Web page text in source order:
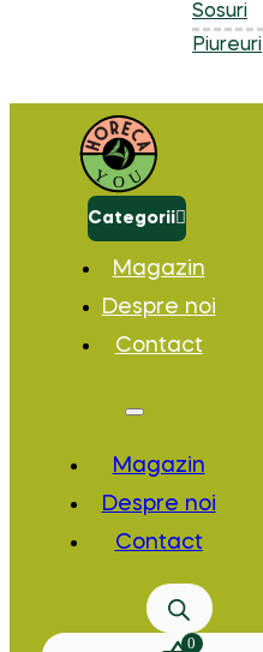
Sosuri
Piureuri
Categorii
Magazin
Despre noi
Contact
Magazin
Despre noi
Contact
0